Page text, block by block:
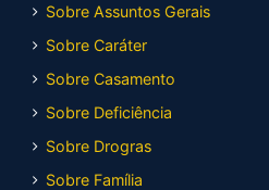
Sobre Assuntos Gerais
Sobre Caráter
Sobre Casamento
Sobre Deficiência
Sobre Drogras
Sobre Família